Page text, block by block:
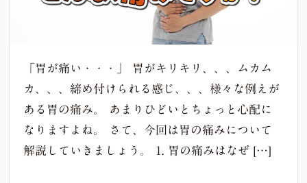
「胃が痛い・・・」 胃がキリキリ、、、ムカム
カ、、、締め付けられる感じ、、、様々な例えが
ある胃の痛み。 あまりひどいとちょっと心配に
なりますよね。 さて、今回は胃の痛みについて
解説していきましょう。 1. 胃の痛みはなぜ […]